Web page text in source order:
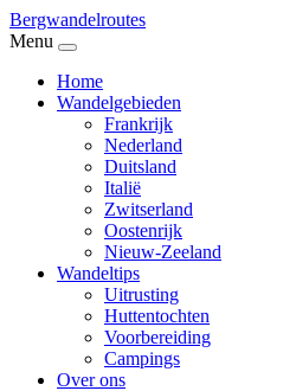
Bergwandelroutes
Menu
Home
Wandelgebieden
Frankrijk
Nederland
Duitsland
Italië
Zwitserland
Oostenrijk
Nieuw-Zeeland
Wandeltips
Uitrusting
Huttentochten
Voorbereiding
Campings
Over ons